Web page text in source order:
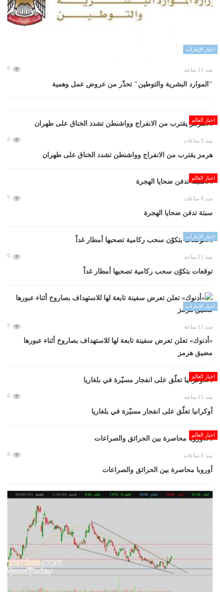
اخبار الإمارات
منذ 11 ساعة 0
"الموارد البشرية والتوطين" تحذّر من عروض عمل وهمية
اخبار العالم
منذ 8 ساعات 0
هرمز يقترب من الانفراج وواشنطن تشدد الخناق على طهران
اخبار العالم
منذ 8 ساعات 0
سبتة تدفن ضحايا الهجرة
اخبار الإمارات
منذ 11 ساعة 0
توقعات بتكوّن سحب ركامية تصحبها أمطار غداً
اخبار الإمارات
منذ 11 ساعة 0
«أدنوك» تعلن تعرض سفينة تابعة لها للاستهداف بصاروخ أثناء عبورها
مضيق هرمز
اخبار العالم
منذ 11 ساعة 0
أوكرانيا تعلّق على انفجار مسيّرة في بلغاريا
اخبار العالم
منذ 8 ساعات 0
أوروبا محاصرة بين الحرائق والصراعات